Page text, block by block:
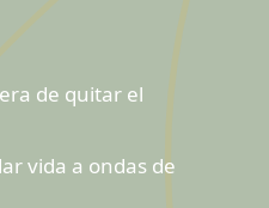
de quitar el
vida a ondas de